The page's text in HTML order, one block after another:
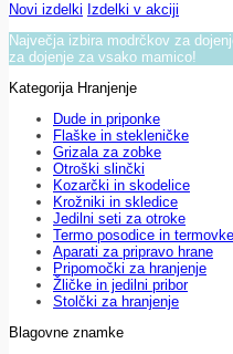
Novi izdelki Izdelki v akciji
Največja izbira modrčkov za
za dojenje za vsako mamico!
Kategorija Hranjenje
Dude in priponke
Flaške in stekleničke
Grizala za zobke
Otroški slinčki
Kozarčki in skodelice
Krožniki in skledice
Jedilni seti za otroke
Termo posodice in termovke
Aparati za pripravo hrane
Pripomočki za hranjenje
Žličke in jedilni pribor
Stolčki za hranjenje
Blagovne znamke